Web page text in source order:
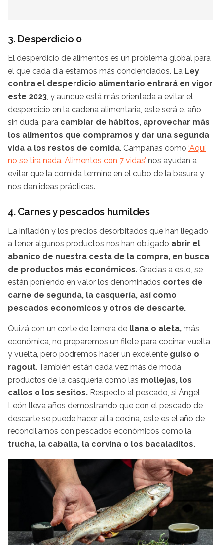
3. Desperdicio 0
El desperdicio de alimentos es un problema global para
el que cada día estamos más concienciados. La Ley
contra el desperdicio alimentario entrará en vigor
este 2023, y aunque está más orientada a evitar el
desperdicio en la cadena alimentaria, este será el año,
sin duda, para cambiar de hábitos, aprovechar más
los alimentos que compramos y dar una segunda
vida a los restos de comida. Campañas como ‘Aquí
no se tira nada. Alimentos con 7 vidas’ nos ayudan a
evitar que la comida termine en el cubo de la basura y
nos dan ideas prácticas.
4. Carnes y pescados humildes
La inflación y los precios desorbitados que han llegado
a tener algunos productos nos han obligado abrir el
abanico de nuestra cesta de la compra, en busca
de productos más económicos. Gracias a esto, se
están poniendo en valor los denominados cortes de
carne de segunda, la casquería, así como
pescados económicos y otros de descarte.
Quizá con un corte de ternera de llana o aleta, más
económica, no preparemos un filete para cocinar vuelta
y vuelta, pero podremos hacer un excelente guiso o
ragout. También están cada vez más de moda
productos de la casquería como las mollejas, los
callos o los sesitos. Respecto al pescado, si Ángel
León lleva años demostrando que con el pescado de
descarte se puede hacer alta cocina, este es el año de
reconciliarnos con pescados económicos como la
trucha, la caballa, la corvina o los bacaladitos.